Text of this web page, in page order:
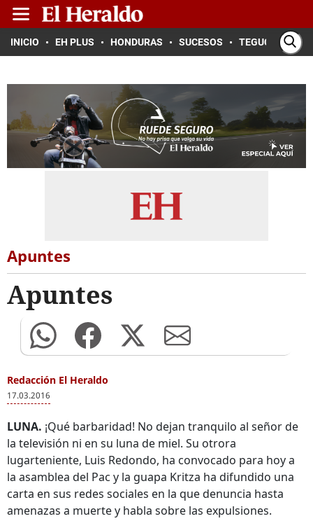
INICIO EH PLUS HONDURAS SUCESOS TEGUCIGALPA
Apuntes
Apuntes
Redacción El Heraldo
17.03.2016
LUNA. ¡Qué barbaridad! No dejan tranquilo al señor de
la televisión ni en su luna de miel. Su otrora
lugarteniente, Luis Redondo, ha convocado para hoy a
la asamblea del Pac y la guapa Kritza ha difundido una
carta en sus redes sociales en la que denuncia hasta
amenazas a muerte y habla sobre las expulsiones.